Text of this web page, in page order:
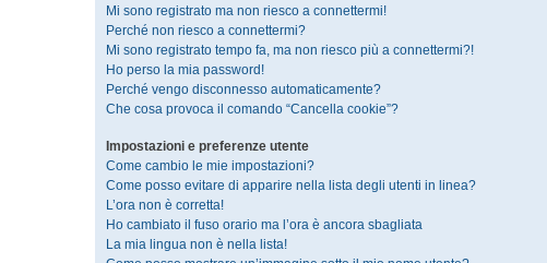
Mi sono registrato ma non riesco a connettermi!
Perché non riesco a connettermi?
Mi sono registrato tempo fa, ma non riesco più a connettermi?!
Ho perso la mia password!
Perché vengo disconnesso automaticamente?
Che cosa provoca il comando “Cancella cookie”?
Impostazioni e preferenze utente
Come cambio le mie impostazioni?
Come posso evitare di apparire nella lista degli utenti in linea?
L’ora non è corretta!
Ho cambiato il fuso orario ma l’ora è ancora sbagliata
La mia lingua non è nella lista!